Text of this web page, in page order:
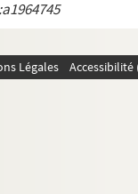
Légales